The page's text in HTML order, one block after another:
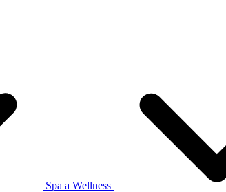
Spa a Wellness